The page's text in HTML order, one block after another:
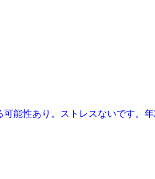
能性あり。ストレスないです。年